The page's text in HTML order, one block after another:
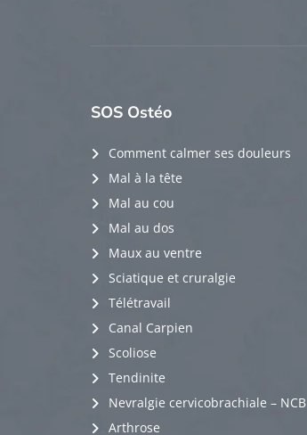
SOS Ostéo
Comment calmer ses douleurs
Mal à la tête
Mal au cou
Mal au dos
Maux au ventre
Sciatique et cruralgie
Télétravail
Canal Carpien
Scoliose
Tendinite
Nevralgie cervicobrachiale – NCB
Arthrose